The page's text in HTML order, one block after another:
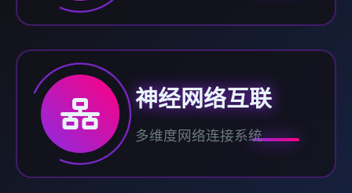
神经网络互联
多维度网络连接系统